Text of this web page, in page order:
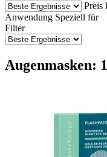
Preis
Anwendung Speziell für
Filter
Augenmasken: